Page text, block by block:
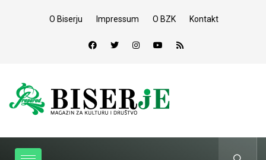
O Biserju Impressum O BZK Kontakt